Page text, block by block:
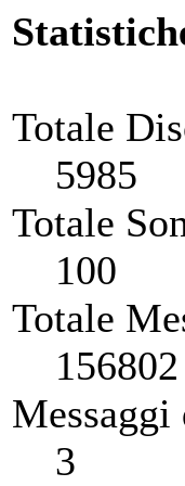
Totale
5985
Totale
100
Totale
156802
Messaggi
3